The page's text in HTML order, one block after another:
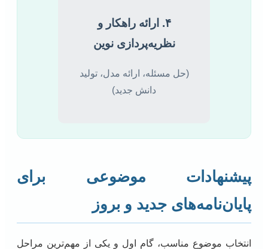
۴. ارائه راهکار و
نظریه‌پردازی نوین
(حل مسئله، ارائه مدل، تولید
دانش جدید)
پیشنهادات موضوعی برای
پایان‌نامه‌های جدید و بروز
انتخاب موضوع مناسب، گام اول و یکی از مهم‌ترین مراحل